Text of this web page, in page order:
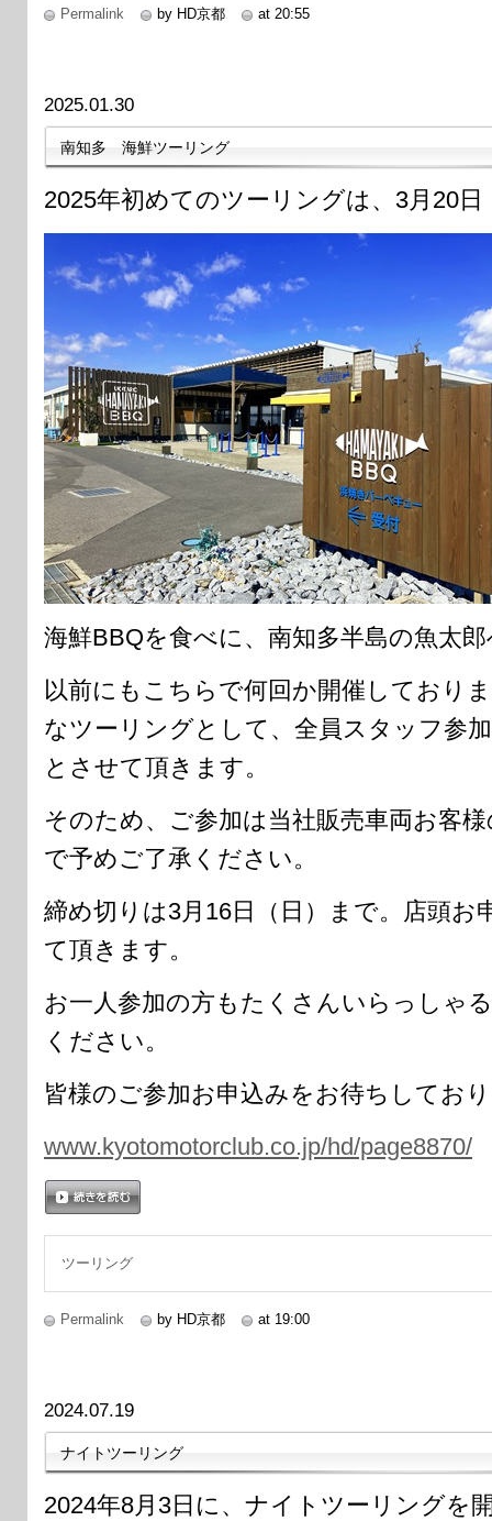
Permalink by HD京都 at 20:55
2025.01.30
南知多 海鮮ツーリング
2025年初めてのツーリングは、3月20
海鮮BBQを食べに、南知多半島の魚太
以前にもこちらで何回か開催しており
なツーリングとして、全員スタッフ参
とさせて頂きます。
そのため、ご参加は当社販売車両お客
で予めご了承ください。
締め切りは3月16日（日）まで。店頭お
て頂きます。
お一人参加の方もたくさんいらっしゃ
ください。
皆様のご参加お申込みをお待ちしてお
www.kyotomotorclub.co.jp/hd/page8870/
ツーリング
Permalink by HD京都 at 19:00
2024.07.19
ナイトツーリング
2024年8月3日に、ナイトツーリングを